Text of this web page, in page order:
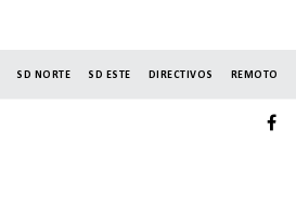
SD NORTE SD ESTE DIRECTIVOS REMOTO